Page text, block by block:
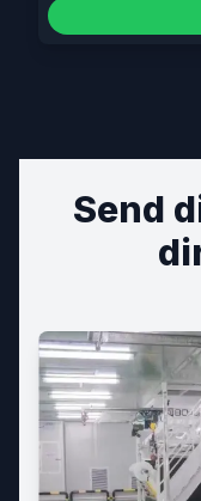
Send